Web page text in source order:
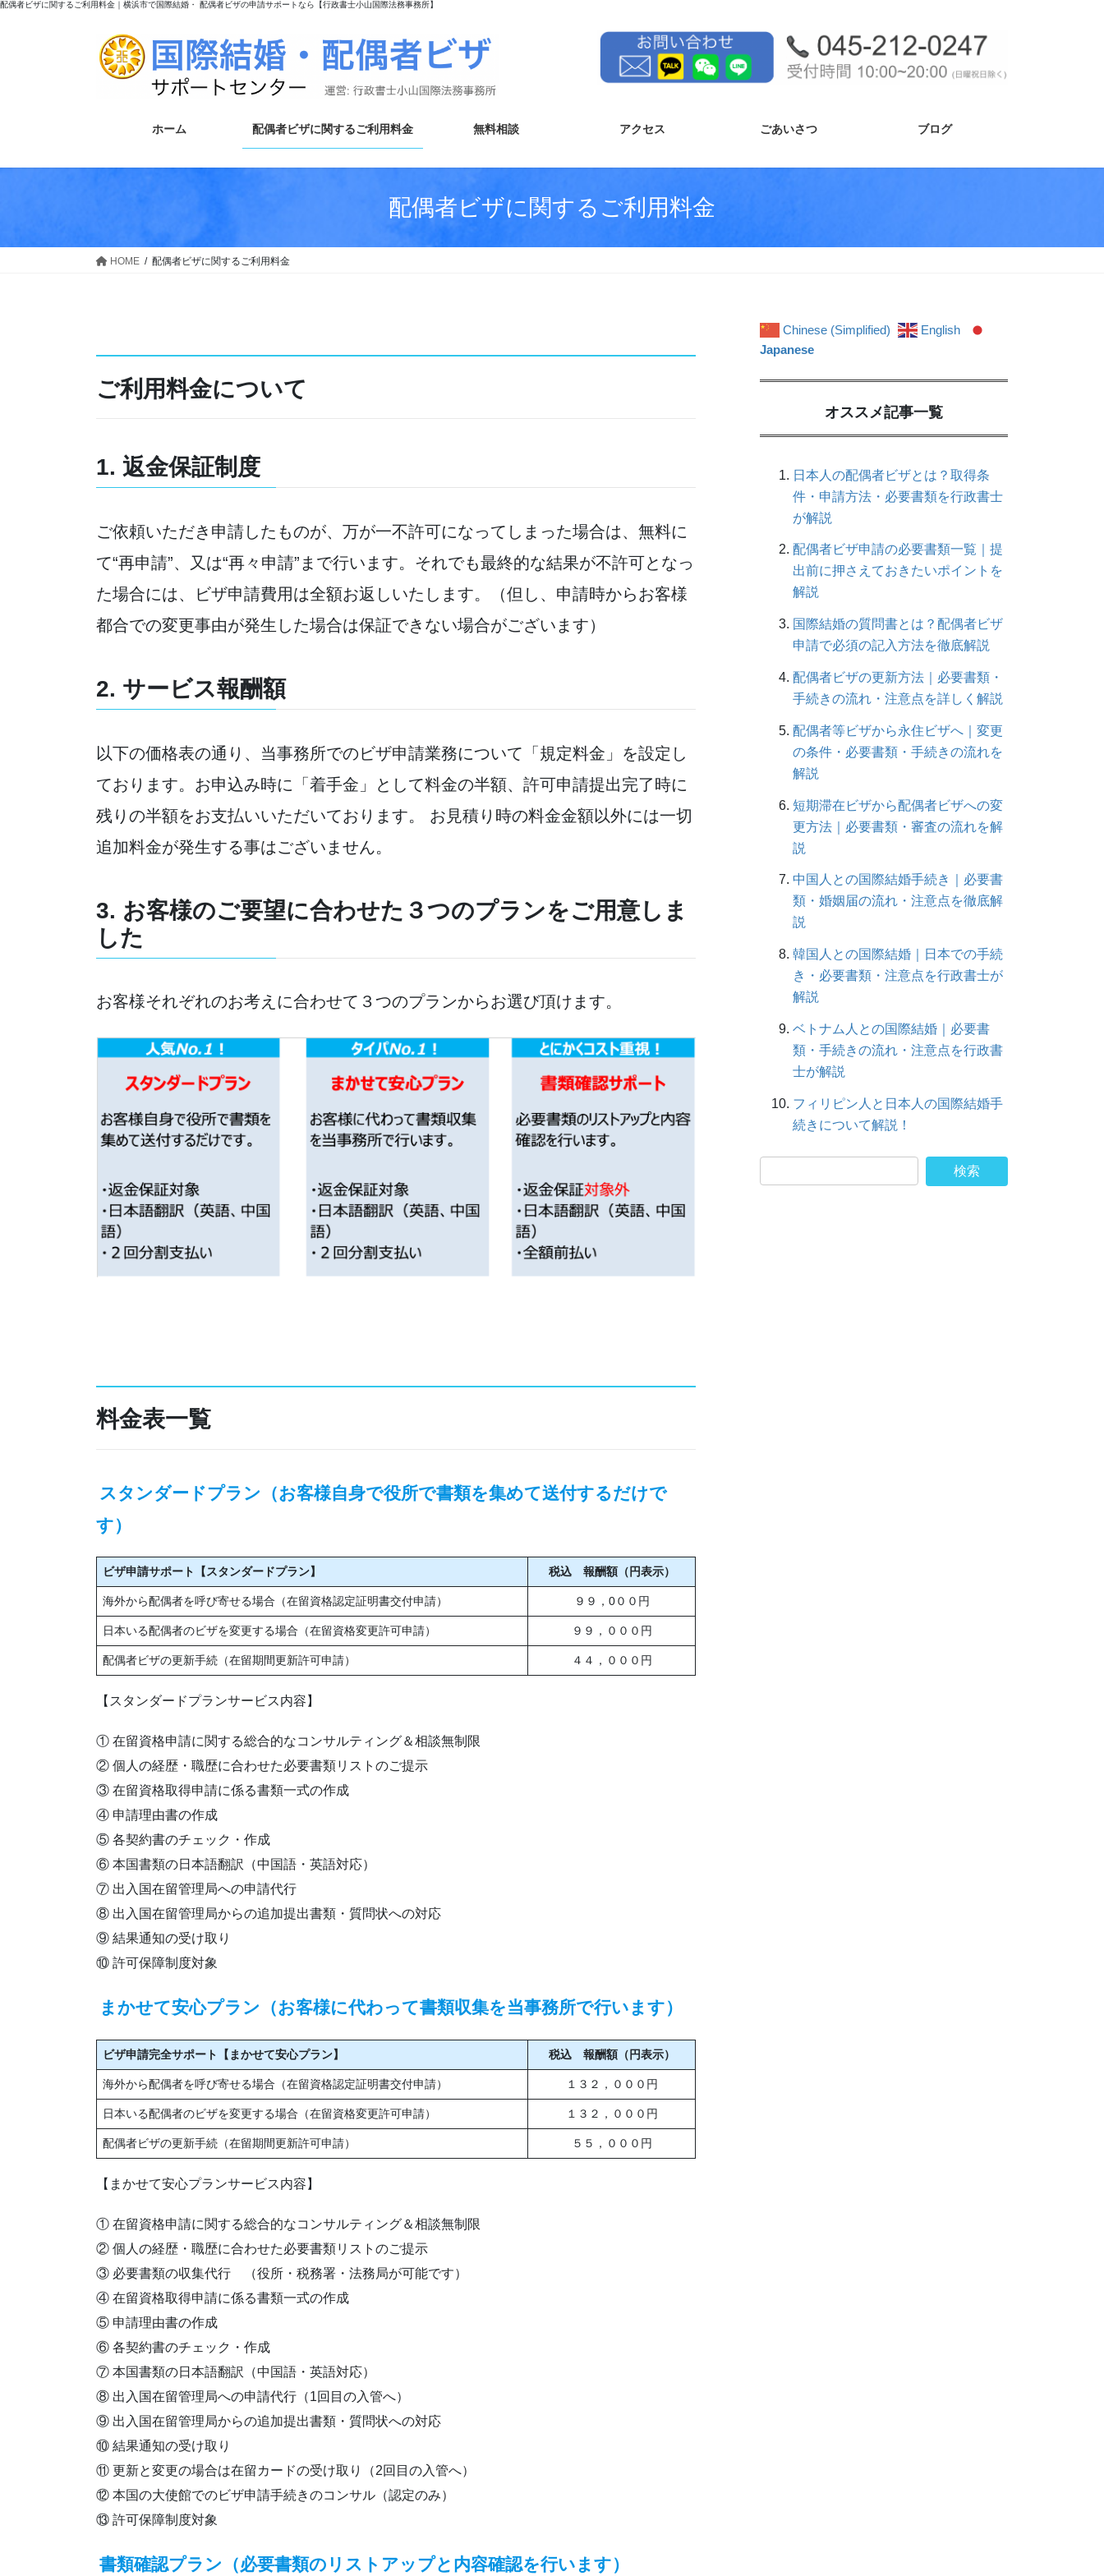
コ
ッ
ナ
移
配偶者ビザに関するご利用料金｜横浜市で国際結婚・ 配偶者ビザの申請サポートなら【行政書士小山国際法務事務所】
ホーム 配偶者ビザに関するご利用料金 無料相談 アクセス ごあいさつ ブログ
配偶者ビザに関するご利用料金
HOME 配偶者ビザに関するご利用料金
ご利用料金について
1. 返金保証制度
ご依頼いただき申請したものが、万が一不許可になってしまった場合は、無料に
て“再申請”、又は“再々申請”まで行います。それでも最終的な結果が不許可となっ
た場合には、ビザ申請費用は全額お返しいたします。（但し、申請時からお客様
都合での変更事由が発生した場合は保証できない場合がございます）
2. サービス報酬額
以下の価格表の通り、当事務所でのビザ申請業務について「規定料金」を設定し
ております。お申込み時に「着手金」として料金の半額、許可申請提出完了時に
残りの半額をお支払いいただいております。 お見積り時の料金金額以外には一切
追加料金が発生する事はございません。
3. お客様のご要望に合わせた３つのプランをご用意しま
した
お客様それぞれのお考えに合わせて３つのプランからお選び頂けます。
料金表一覧
スタンダードプラン（お客様自身で役所で書類を集めて送付するだけで
す）
ビザ申請サポート【スタンダードプラン】 税込 報酬額（円表示）
海外から配偶者を呼び寄せる場合（在留資格認定証明書交付申請） ９９，0００円
日本いる配偶者のビザを変更する場合（在留資格変更許可申請） ９９，０００円
配偶者ビザの更新手続（在留期間更新許可申請） ４４，０００円
【スタンダードプランサービス内容】
① 在留資格申請に関する総合的なコンサルティング＆相談無制限
② 個人の経歴・職歴に合わせた必要書類リストのご提示
③ 在留資格取得申請に係る書類一式の作成
④ 申請理由書の作成
⑤ 各契約書のチェック・作成
⑥ 本国書類の日本語翻訳（中国語・英語対応）
⑦ 出入国在留管理局への申請代行
⑧ 出入国在留管理局からの追加提出書類・質問状への対応
⑨ 結果通知の受け取り
⑩ 許可保障制度対象
まかせて安心プラン（お客様に代わって書類収集を当事務所で行います）
ビザ申請完全サポート【まかせて安心プラン】 税込 報酬額（円表示）
海外から配偶者を呼び寄せる場合（在留資格認定証明書交付申請） １３２，０００円
日本いる配偶者のビザを変更する場合（在留資格変更許可申請） １３２，０００円
配偶者ビザの更新手続（在留期間更新許可申請） ５５，０００円
【まかせて安心プランサービス内容】
① 在留資格申請に関する総合的なコンサルティング＆相談無制限
② 個人の経歴・職歴に合わせた必要書類リストのご提示
③ 必要書類の収集代行 （役所・税務署・法務局が可能です）
④ 在留資格取得申請に係る書類一式の作成
⑤ 申請理由書の作成
⑥ 各契約書のチェック・作成
⑦ 本国書類の日本語翻訳（中国語・英語対応）
⑧ 出入国在留管理局への申請代行（1回目の入管へ）
⑨ 出入国在留管理局からの追加提出書類・質問状への対応
⑩ 結果通知の受け取り
⑪ 更新と変更の場合は在留カードの受け取り（2回目の入管へ）
⑫ 本国の大使館でのビザ申請手続きのコンサル（認定のみ）
⑬ 許可保障制度対象
書類確認プラン（必要書類のリストアップと内容確認を行います）
Chinese (Simplified)
English
Japanese
オススメ記事一覧
日本人の配偶者ビザとは？取得条
件・申請方法・必要書類を行政書士
が解説
配偶者ビザ申請の必要書類一覧｜提
出前に押さえておきたいポイントを
解説
国際結婚の質問書とは？配偶者ビザ
申請で必須の記入方法を徹底解説
配偶者ビザの更新方法｜必要書類・
手続きの流れ・注意点を詳しく解説
配偶者等ビザから永住ビザへ｜変更
の条件・必要書類・手続きの流れを
解説
短期滞在ビザから配偶者ビザへの変
更方法｜必要書類・審査の流れを解
説
中国人との国際結婚手続き｜必要書
類・婚姻届の流れ・注意点を徹底解
説
韓国人との国際結婚｜日本での手続
き・必要書類・注意点を行政書士が
解説
ベトナム人との国際結婚｜必要書
類・手続きの流れ・注意点を行政書
士が解説
フィリピン人と日本人の国際結婚手
続きについて解説！